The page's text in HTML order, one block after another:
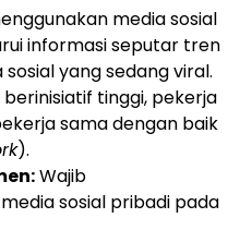
media sosial
informasi seputar tren
sosial yang sedang viral.
berinisiatif tinggi, pekerja
sama dengan baik
).
Wajib
sosial pribadi pada